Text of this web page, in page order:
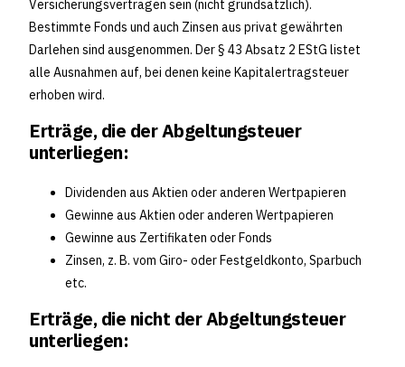
Versicherungsverträgen sein (nicht grundsätzlich).
Bestimmte Fonds und auch Zinsen aus privat gewährten
Darlehen sind ausgenommen. Der § 43 Absatz 2 EStG listet
alle Ausnahmen auf, bei denen keine Kapitalertragsteuer
erhoben wird.
Erträge, die der Abgeltungsteuer
unterliegen:
Dividenden aus Aktien oder anderen Wertpapieren
Gewinne aus Aktien oder anderen Wertpapieren
Gewinne aus Zertifikaten oder Fonds
Zinsen, z. B. vom Giro- oder Festgeldkonto, Sparbuch
etc.
Erträge, die nicht der Abgeltungsteuer
unterliegen: